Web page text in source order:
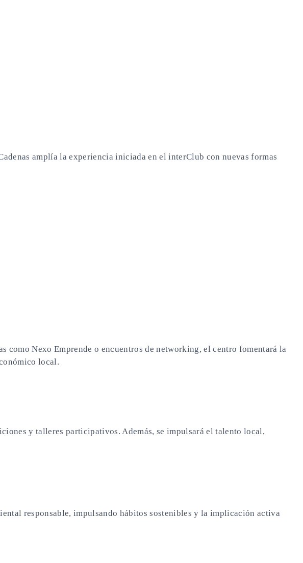
amplía la experiencia iniciada en el interClub con nuevas formas
como Nexo Emprende o encuentros de networking, el centro fomentará la
local.
y talleres participativos. Además, se impulsará el talento local,
responsable, impulsando hábitos sostenibles y la implicación activa